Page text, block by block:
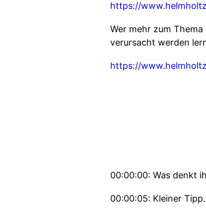
https://
Wer mehr zum
verursacht werden
https://
00:00:00: Was denkt
00:00:05: Kleiner Tipp.